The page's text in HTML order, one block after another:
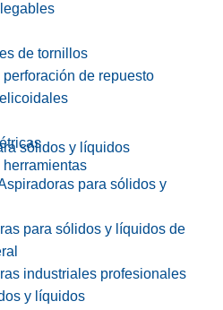
de tornillos
de repuesto
sólidos y líquidos
para sólidos y
para sólidos y líquidos de
industriales profesionales
y líquidos